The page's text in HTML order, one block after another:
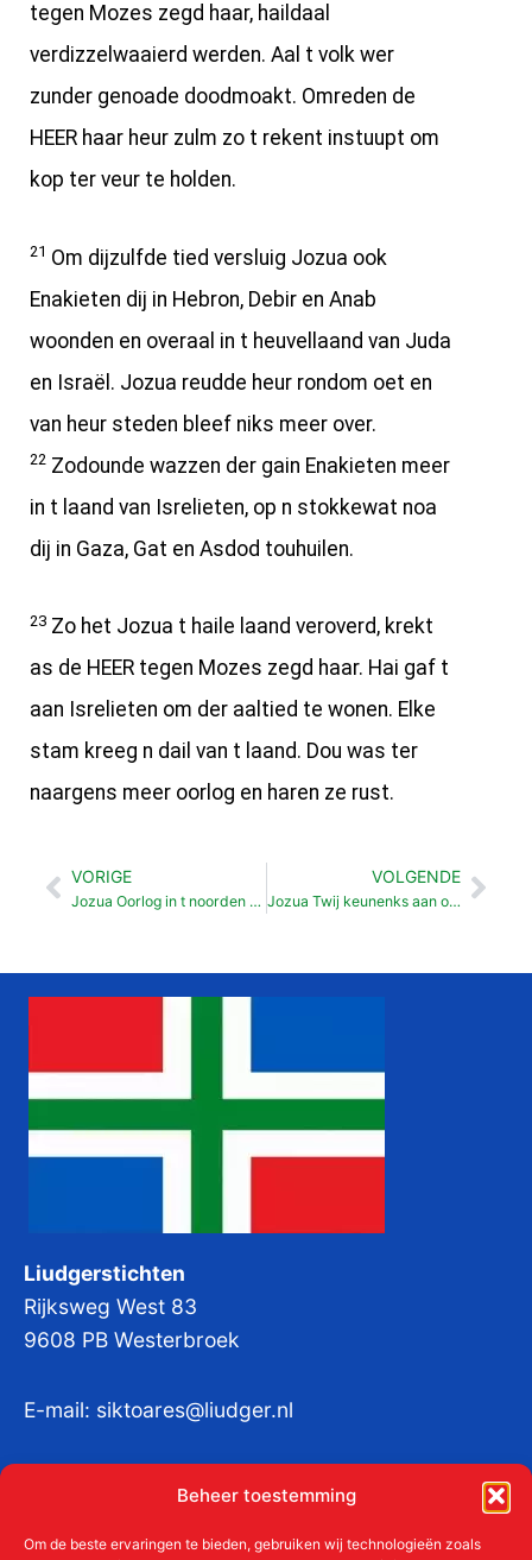
Beheer toestemming
Om de beste ervaringen te bieden, gebruiken wij technologieën zoals
tegen Mozes zegd haar, haildaal
verdizzelwaaierd werden. Aal t volk wer
zunder genoade doodmoakt. Omreden de
HEER haar heur zulm zo t rekent instuupt om
kop ter veur te holden.
21 Om dijzulfde tied versluig Jozua ook
Enakieten dij in Hebron, Debir en Anab
woonden en overaal in t heuvellaand van Juda
en Israël. Jozua reudde heur rondom oet en
van heur steden bleef niks meer over.
22 Zodounde wazzen der gain Enakieten meer
in t laand van Isrelieten, op n stokkewat noa
dij in Gaza, Gat en Asdod touhuilen.
23 Zo het Jozua t haile laand veroverd, krekt
as de HEER tegen Mozes zegd haar. Hai gaf t
aan Isrelieten om der aaltied te wonen. Elke
stam kreeg n dail van t laand. Dou was ter
naargens meer oorlog en haren ze rust.
Vorige
VORIGE
Jozua Oorlog in t noorden van Kanan (11: 1-15)
VOLGENDE
Jozua Twij keunenks aan oostkaant Jordoan (12: 1- 6)
Liudgerstichten
Rijksweg West 83
9608 PB Westerbroek
E-mail: siktoares@liudger.nl
KvKnr:41011712